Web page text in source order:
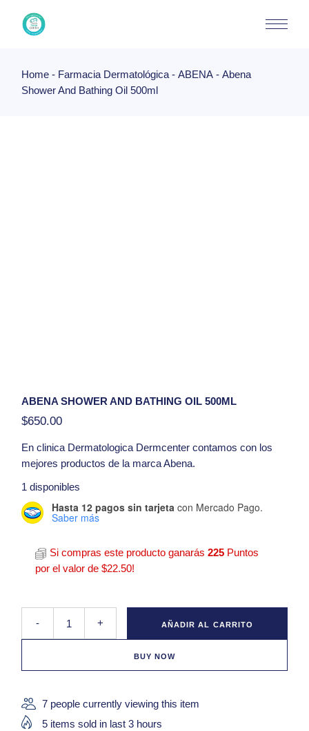
content
Home Farmacia Dermatológica ABENA
Abena
Shower And Bathing Oil 500ml
ABENA SHOWER AND BATHING OIL 500ML
$650.00
En clinica Dermatologica Dermcenter contamos con los
mejores productos de la marca Abena.
Aceite para la ducha y el baño
PRESENTACIÓN:
500 ml
Hola, tengo una duda con respecto al producto
Abena Shower And Bathing Oil 500ml
1 disponibles
Hasta 12 pagos sin tarjeta con Mercado Pago.
Saber más
Si compras este producto ganarás225 Puntos
por el valor de$22.50!
Abena Shower And Bathing Oil 500ml quantity
-
+ AÑADIR AL CARRITO
BUY NOW
7 people currently viewing this item
5 items sold in last 3 hours